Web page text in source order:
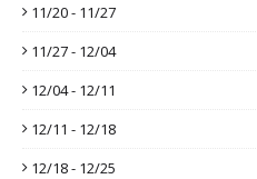
11/20 - 11/27
11/27 - 12/04
12/04 - 12/11
12/11 - 12/18
12/18 - 12/25